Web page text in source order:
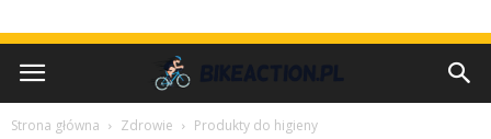
Strona główna Zdrowie Produkty do higieny